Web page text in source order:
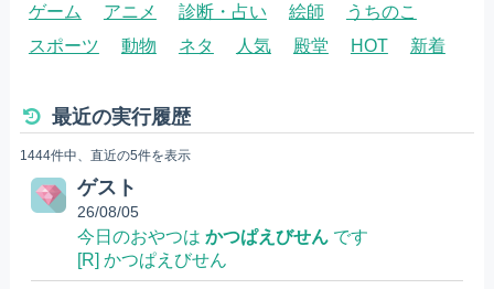
ゲーム アニメ 診断・占い 絵師
うちのこ
スポーツ
動物 ネタ 人気 殿堂 HOT 新着
最近の実行履歴
1444件中、直近の5件を表示
ゲスト
26/08/05
今日のおやつは かつぱえびせんです
[R] かつぱえびせん